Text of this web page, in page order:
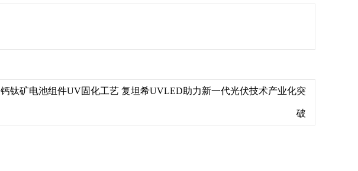
钙钛矿电池组件UV固化工艺 复坦希UVLED助力新一代光伏技术产业化突
破